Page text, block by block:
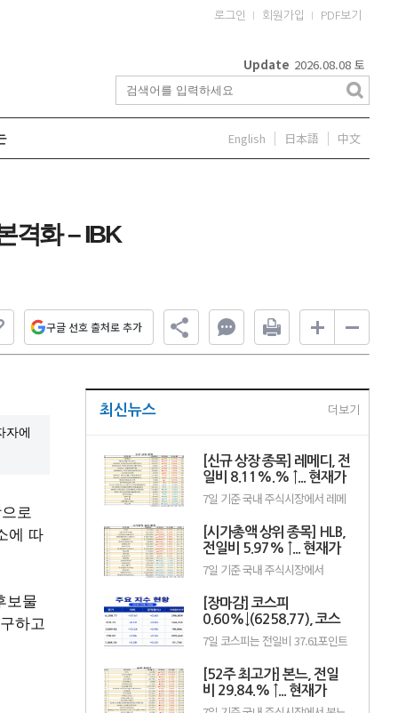
로그인 회원가입 PDF보기
Update 2026.08.08 토
English 日本語 中文
격화 – IBK
구글 선호 출처로 추가
에
로
에 따
보물
하고
최신뉴스 더보기
[신규 상장 종목] 레메디, 전
일비 8.11%.% ↑... 현재가
1만530원
7일 기준 국내 주식시장에서 레메
(8.11%) 오른 1만530원에 거래 중
이다.레메디는 의료기기 관련 사업
을 영위하는 기업으로, 신규 상장
이후 투자자 수급과 성장 기대감에
따라 주가 변동성이 나타날 수 있
(0156T0, 1만870원, ▲370,
3.52%), 스트라드비젼(475040,
3070원, ▲30, 0.99%), 세미티에
스(0017J0, 3110...
[시가총액 상위 종목] HLB,
전일비 5.97% ↑... 현재가
3만7300원
7일 기준 국내 주식시장에서
(5.97%) 오른 3만7300원에 거래
중이다.HLB는 항암제 개발을 중심
으로 바이오 사업을 영위하는 기업
으로, 신약 허가와 임상 결과, 글로
벌 판매 기대감 등에 따라 주가 변
프로비엠(247540, 10만7000원,
▲4500, 4.39%), LG에너지솔루션
(373220, 36만원, ▲1만5000,
4.35%), 한.
[장마감] 코스피
0.60%↓(6258.77), 코스
닥 0.36%↓(798.81)
7일 코스피는 전일비 37.61포인트
했다. 이날 개인과 기관은 각각
3451억원, 8880억원 순매수했고,
외국인은 1조2550억원 순매도했
다.코스닥은 전일비 2.86포인트
[52주 최고가] 본느, 전일
비 29.84.% ↑... 현재가
6200원